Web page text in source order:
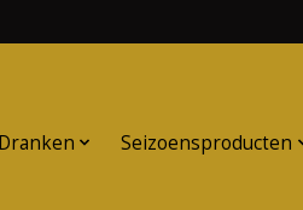
Dranken Seizoensproducten